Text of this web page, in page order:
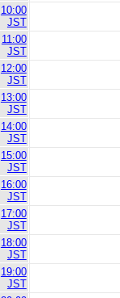
10:00
JST
11:00
JST
12:00
JST
13:00
JST
14:00
JST
15:00
JST
16:00
JST
17:00
JST
18:00
JST
19:00
JST